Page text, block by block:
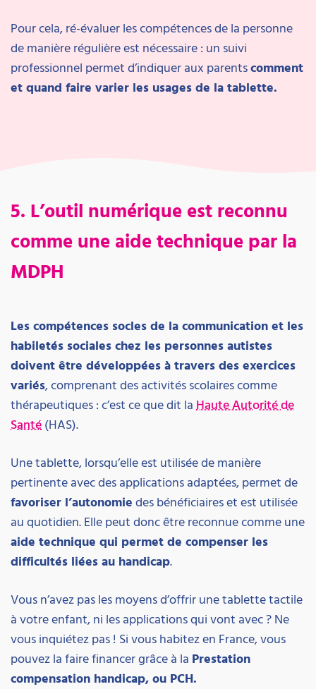
Pour cela, ré-évaluer les compétences de la personne
de manière régulière est nécessaire : un suivi
professionnel permet d’indiquer aux parentscomment
et quand faire varier les usages de la tablette.
5. L’outil numérique est reconnu
comme une aide technique par la
MDPH
Les compétences socles de la communication et les
habiletés sociales chez les personnes autistes
doivent être développées à travers des exercices
variés, comprenant des activités scolaires comme
thérapeutiques : c’est ce que dit laHaute Autorité de
Santé(HAS).
Une tablette, lorsqu’elle est utilisée de manière
pertinente avec des applications adaptées, permet de
favoriser l’autonomiedes bénéficiaires et est utilisée
au quotidien. Elle peut donc être reconnue comme une
aide technique qui permet de compenser les
difficultés liées au handicap.
Vous n’avez pas les moyens d’offrir une tablette tactile
à votre enfant, ni les applications qui vont avec ? Ne
vous inquiétez pas ! Si vous habitez en France, vous
pouvez la faire financer grâce à la Prestation
compensation handicap, ou PCH.